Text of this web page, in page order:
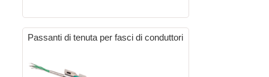
Passanti di tenuta per fasci di conduttori